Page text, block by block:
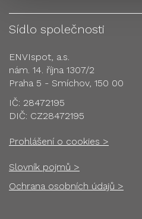
Sídlo společnosti
ENVIspot, a.s.
nám. 14. října 1307/2
Praha 5 - Smíchov, 150 00
IČ: 28472195
DIČ: CZ28472195
Prohlášení o cookies >
Slovník pojmů >
Ochrana osobních údajů >